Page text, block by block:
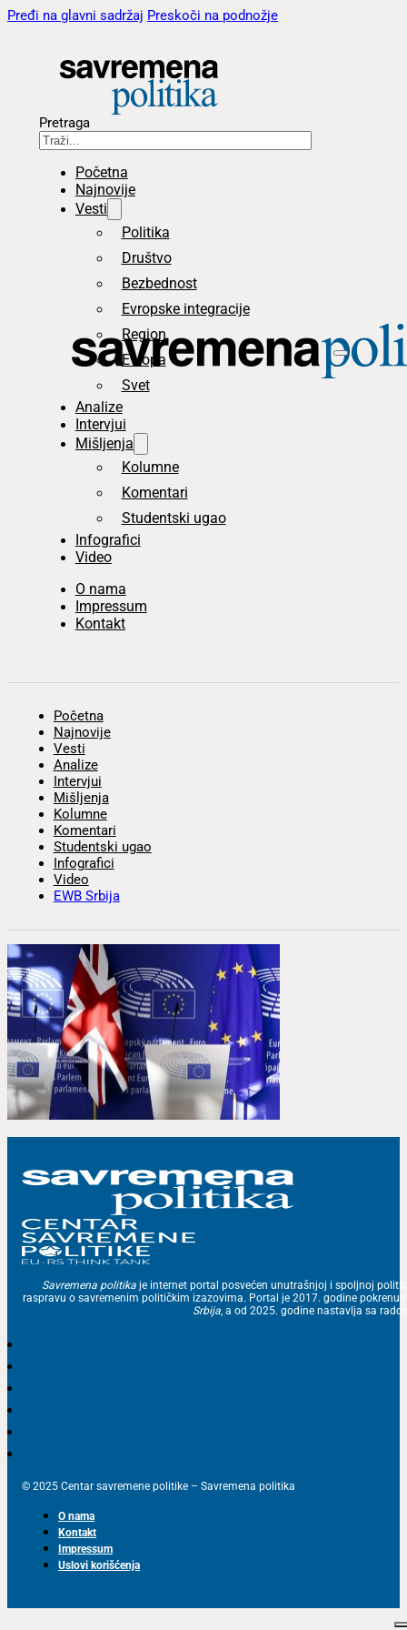
Pređi na glavni sadržaj Preskoči na podnožje
Pretraga
Početna
Najnovije
Vesti
Politika
Društvo
Bezbednost
Evropske integracije
Region
Evropa
Svet
Analize
Intervjui
Mišljenja
Kolumne
Komentari
Studentski ugao
Infografici
Video
O nama
Impressum
Kontakt
Početna
Najnovije
Vesti
Analize
Intervjui
Mišljenja
Kolumne
Komentari
Studentski ugao
Infografici
Video
EWB Srbija
Savremena politika je internet portal posvećen unutrašnjoj i spoljnoj
raspravu o savremenim političkim izazovima. Portal je 2017. godine
Srbija, a od 2025. godine nastavlja sa
© 2025 Centar savremene politike – Savremena politika
O nama
Kontakt
Impressum
Uslovi korišćenja